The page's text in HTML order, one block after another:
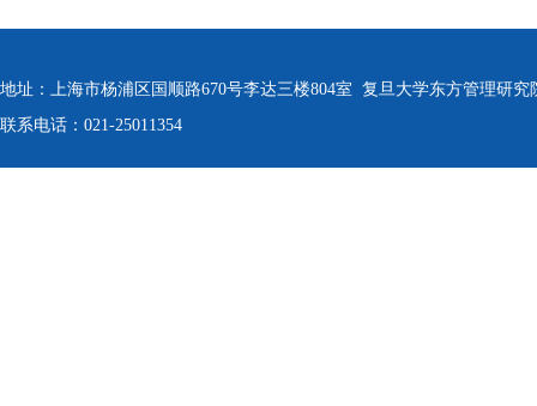
地址：上海市杨浦区国顺路670号李达三楼804室 复旦大学东方管理研
联系电话：021-25011354